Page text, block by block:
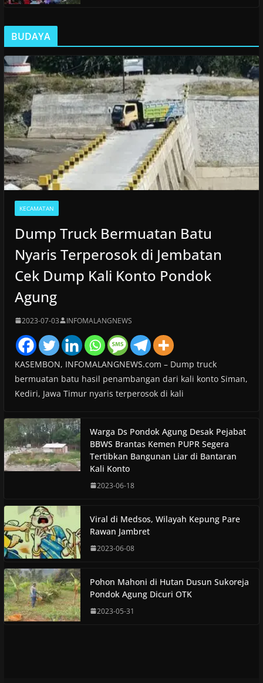
BUDAYA
KECAMATAN
Dump Truck Bermuatan Batu
Nyaris Terperosok di Jembatan
Cek Dump Kali Konto Pondok
Agung
2023-07-03 INFOMALANGNEWS
KASEMBON, INFOMALANGNEWS.com – Dump truck
bermuatan batu hasil penambangan dari kali konto Siman,
Kediri, Jawa Timur nyaris terperosok di kali
Warga Ds Pondok Agung Desak Pejabat
BBWS Brantas Kemen PUPR Segera
Tertibkan Bangunan Liar di Bantaran
Kali Konto
2023-06-18
Viral di Medsos, Wilayah Kepung Pare
Rawan Jambret
2023-06-08
Pohon Mahoni di Hutan Dusun Sukoreja
Pondok Agung Dicuri OTK
2023-05-31